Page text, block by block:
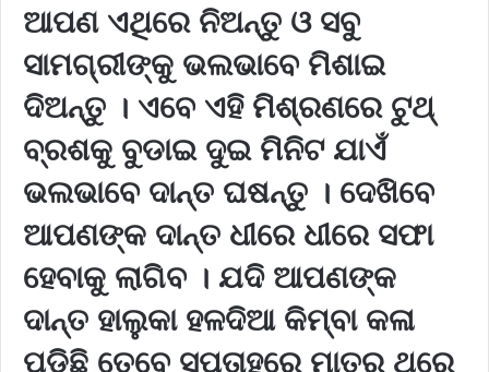
ଆପଣ ଏଥିରେ ନିଅନ୍ତୁ ଓ ସବୁ
ସାମଗ୍ରୀଙ୍କୁ ଭଲଭାବେ ମିଶାଇ
ଦିଅନ୍ତୁ । ଏବେ ଏହି ମିଶ୍ରଣରେ ଟୁଥ୍
ବ୍ରଶକୁ ବୁଡାଇ ଦୁଇ ମିନିଟ ଯାଏଁ
ଭଲଭାବେ ଦାନ୍ତ ଘଷନ୍ତୁ । ଦେଖିବେ
ଆପଣଙ୍କ ଦାନ୍ତ ଧୀରେ ଧୀରେ ସଫା
ହେବାକୁ ଲାଗିବ । ଯଦି ଆପଣଙ୍କ
ଦାନ୍ତ ହାଲୁକା ହଳଦିଆ କିମ୍ବା କଳା
ପଡିଛି ତେବେ ସପ୍ତାହରେ ମାତ୍ର ଥରେ